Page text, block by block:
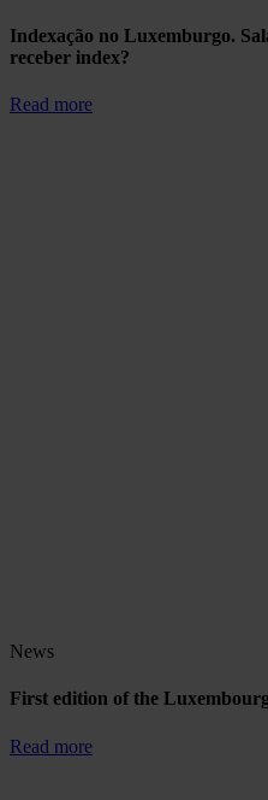
Indexação no Luxemburgo.
receber index?
Read more
News
First edition of the
Read more